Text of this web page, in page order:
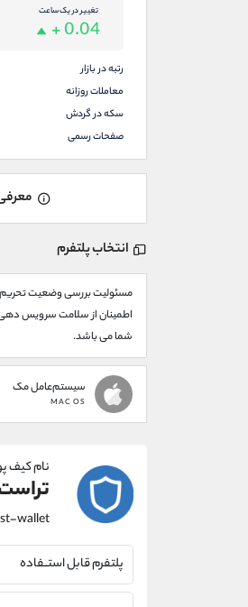
تغییر در یک ساعت
+ 0.04
رتبه در بازار
معاملات روزانه
سکه در گردش
صفحات رسمی
انتخاب پلتفرم
مسئولیت بررسی وضعیت تحریم،
اطمینان از سلامت سرویس
شما می باشد.
سیستم‌عامل مک
MAC OS
نام کیف
پلتفرم قابل استــفاده